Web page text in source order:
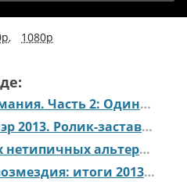
, 1080p
Часть 2: Одиночные выстрелы
2013. Ролик-заставка
альтернативок
итоги 2013-го года